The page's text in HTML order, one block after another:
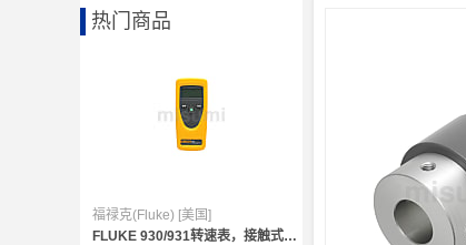
热门商品
福禄克(Fluke) [美国]
FLUKE 930/931转速表，接触式和非接触式测量二合一